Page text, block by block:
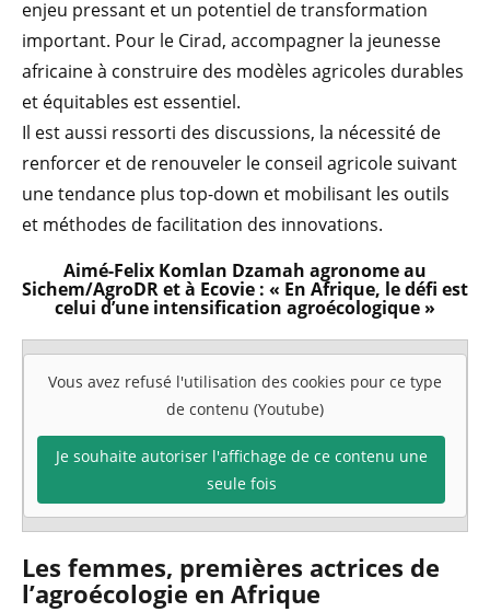
enjeu pressant et un potentiel de transformation
important. Pour le Cirad, accompagner la jeunesse
africaine à construire des modèles agricoles durables
et équitables est essentiel.
Il est aussi ressorti des discussions, la nécessité de
renforcer et de renouveler le conseil agricole suivant
une tendance plus top-down et mobilisant les outils
et méthodes de facilitation des innovations.
Aimé-Felix Komlan Dzamah agronome au
Sichem/AgroDR et à Ecovie : « En Afrique, le défi est
celui d’une intensification agroécologique »
Vous avez refusé l'utilisation des cookies pour ce type
de contenu (Youtube)
Je souhaite autoriser l'affichage de ce contenu une
seule fois
Les femmes, premières actrices de
l’agroécologie en Afrique